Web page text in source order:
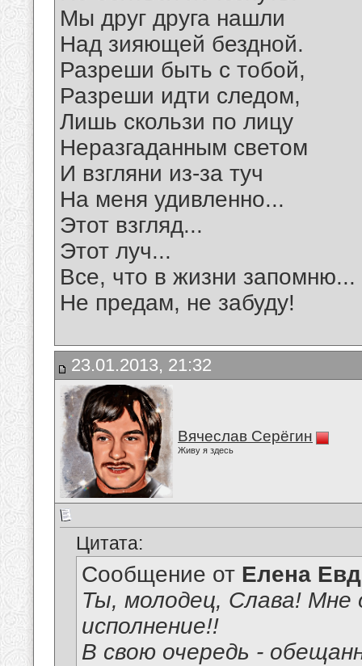
Мы друг друга нашли
Над зияющей бездной.
Разреши быть с тобой,
Разреши идти следом,
Лишь скользи по лицу
Неразгаданным светом
И взгляни из-за туч
На меня удивленно...
Этот взгляд...
Этот луч...
Все, что в жизни запомню...
Не предам, не забуду!
23.01.2013, 21:32
Вячеслав Серёгин
Живу я здесь
Цитата:
Сообщение от Елена
Ты, молодец, Слава! Мне
исполнение!!
В свою очередь -